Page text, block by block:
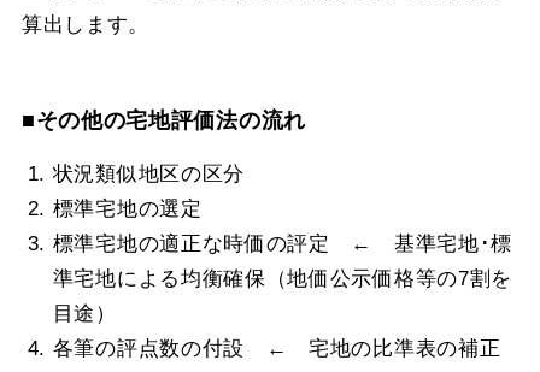
算出します。
■その他の宅地評価法の流れ
状況類似地区の区分
標準宅地の選定
標準宅地の適正な時価の評定 ← 基準宅地･標
準宅地による均衡確保（地価公示価格等の7割を
目途）
各筆の評点数の付設 ← 宅地の比準表の補正